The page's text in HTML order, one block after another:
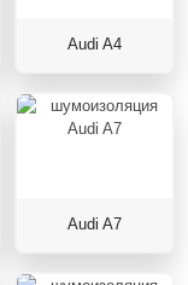
Audi A4
Audi A7